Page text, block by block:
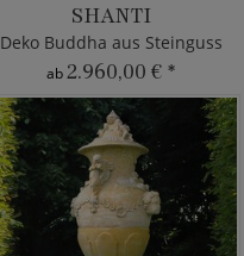
SHANTI
Deko Buddha aus Steinguss
ab2.960,00 € *